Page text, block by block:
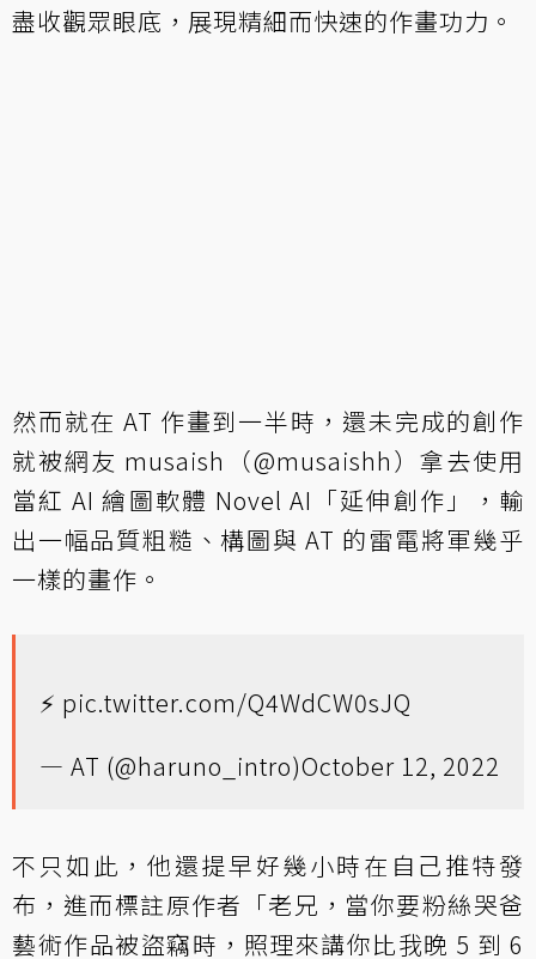
盡收觀眾眼底，展現精細而快速的作畫功力。
然而就在 AT 作畫到一半時，還未完成的創作
就被網友 musaish（@musaishh）拿去使用
當紅 AI 繪圖軟體 Novel AI「延伸創作」，輸
出一幅品質粗糙、構圖與 AT 的雷電將軍幾乎
一樣的畫作。
⚡️ pic.twitter.com/Q4WdCW0sJQ
— AT (@haruno_intro)October 12, 2022
不只如此，他還提早好幾小時在自己推特發
布，進而標註原作者「老兄，當你要粉絲哭爸
藝術作品被盜竊時，照理來講你比我晚 5 到 6